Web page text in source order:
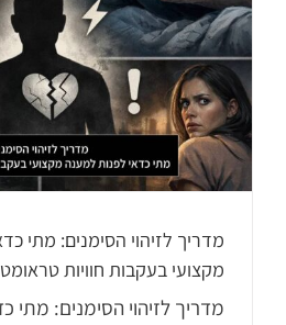
מדריך לזיהוי הסימנים: מתי
מקצועי בעקבות חוויות
מדריך לזיהוי הסימנים: מתי